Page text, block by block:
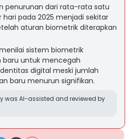
penurunan dari rata-rata satu
pada 2025 menjadi sekitar
aturan biometrik diterapkan
sistem biometrik
untuk mencegah
digital meski jumlah
baru menurun signifikan.
was AI-assisted and reviewed by